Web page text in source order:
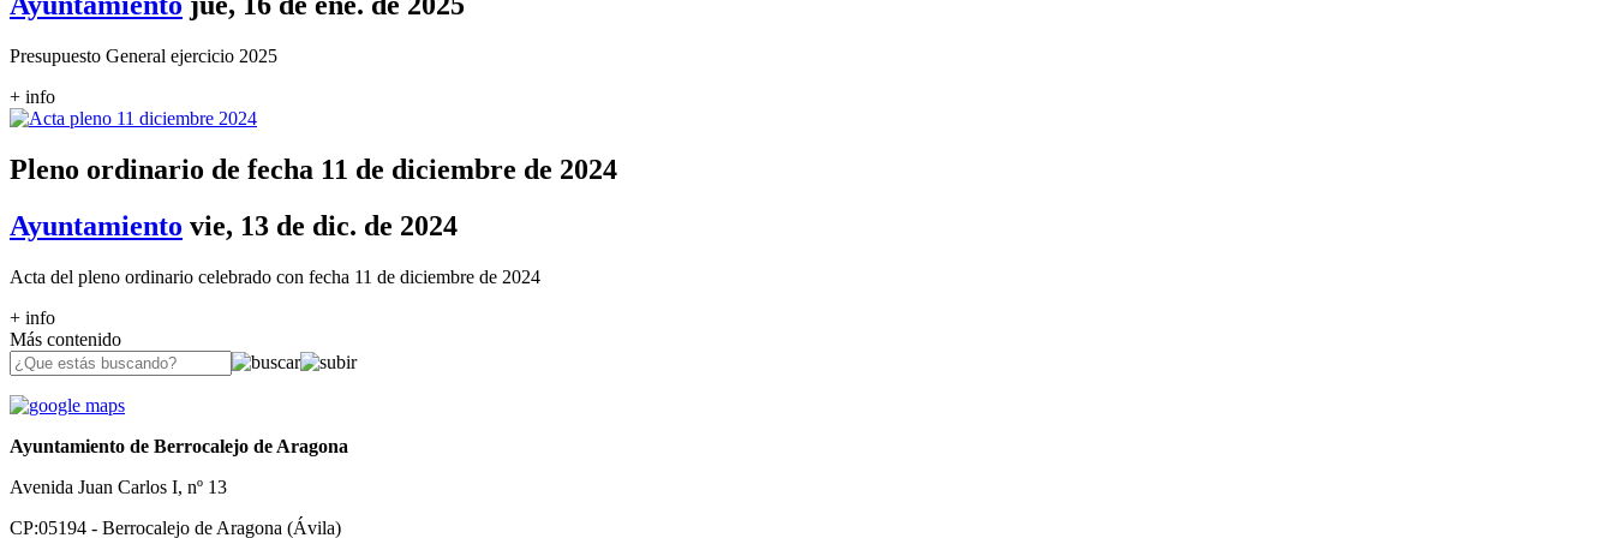
Presupuesto General ejercicio 2025
+ info
Pleno ordinario de fecha 11 de diciembre de 2024
Ayuntamiento vie, 13 de dic. de 2024
Acta del pleno ordinario celebrado con fecha 11 de diciembre de 2024
+ info
Más contenido
Ayuntamiento de Berrocalejo de Aragona
Avenida Juan Carlos I, nº 13
CP:05194 - Berrocalejo de Aragona (Ávila)